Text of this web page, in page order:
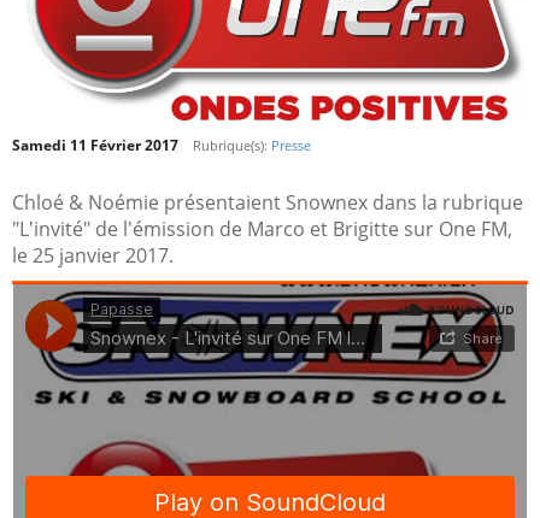
Samedi 11 Février 2017 Rubrique(s): Presse
Chloé & Noémie présentaient Snownex dans la rubrique
"L'invité" de l'émission de Marco et Brigitte sur One FM,
le 25 janvier 2017.